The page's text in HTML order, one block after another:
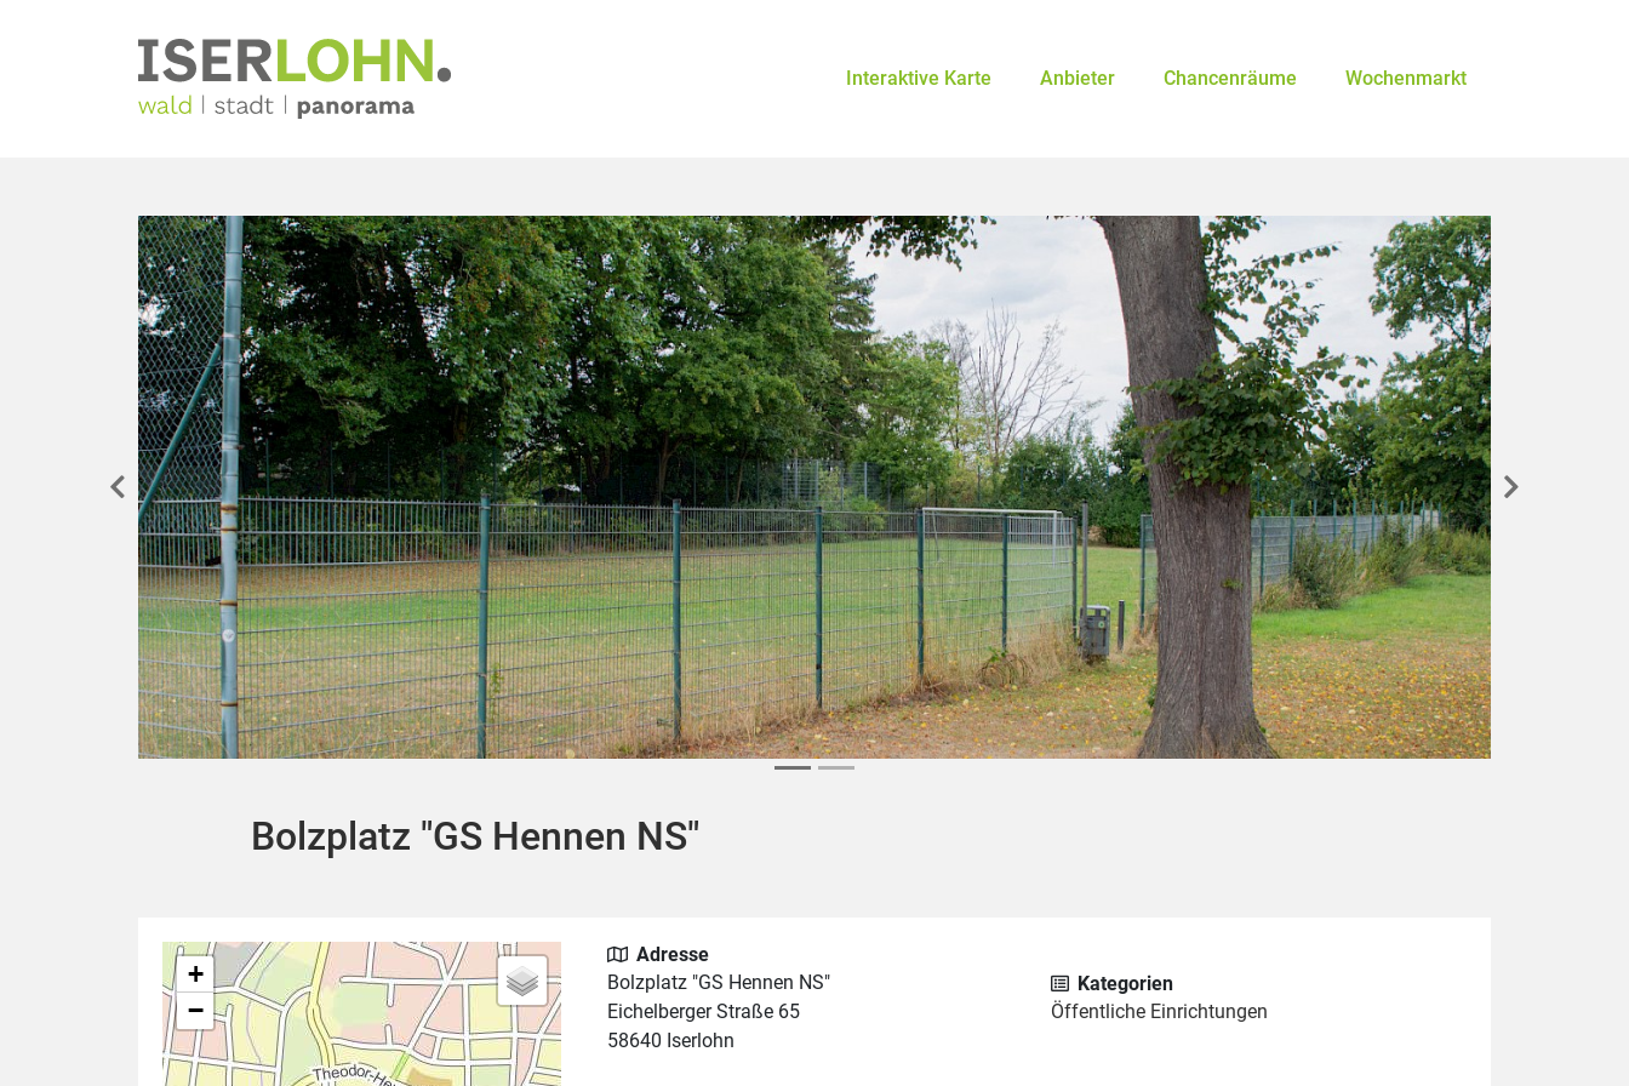
Interaktive Karte Anbieter Chancenräume Wochenmarkt
Bolzplatz "GS Hennen NS"
+
−
Adresse
Bolzplatz "GS Hennen NS"
Eichelberger Straße 65
58640 Iserlohn
Kategorien
Öffentliche Einrichtungen